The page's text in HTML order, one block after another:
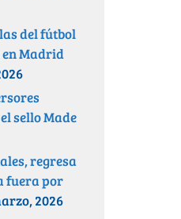
del fútbol
Madrid
sello Made
regresa
fuera por
2026